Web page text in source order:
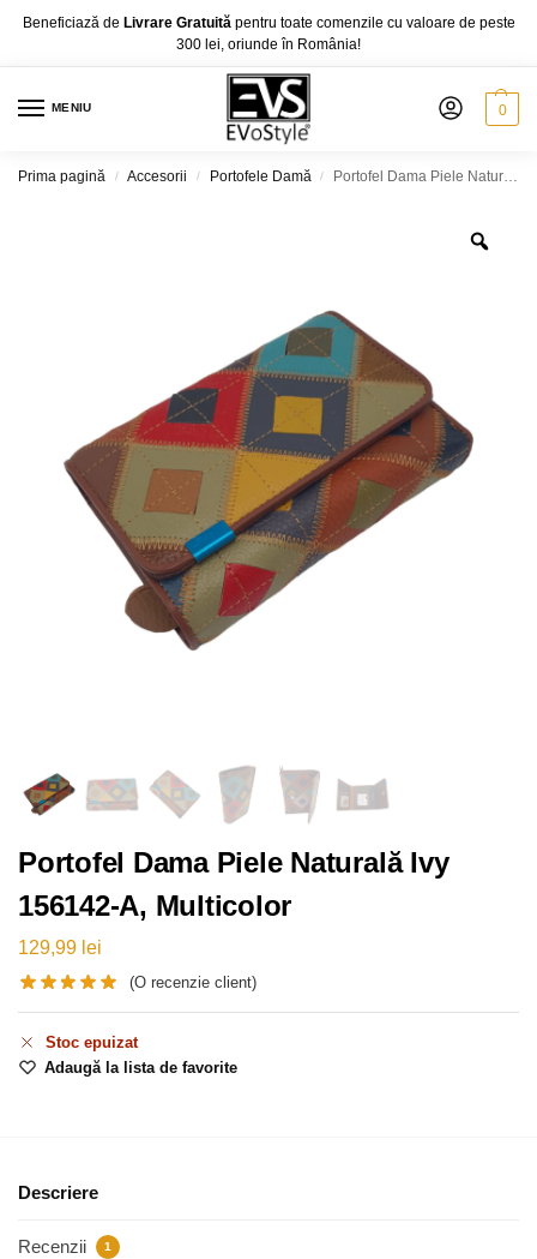
Beneficiază de Livrare Gratuită pentru toate comenzile cu valoare de peste
300 lei, oriunde în România!
MENIU 0
Prima pagină / Accesorii / Portofele Damă / Portofel Dama Piele Naturală Ivy 156142-A, Multicolor
Portofel Dama Piele Naturală Ivy
156142-A, Multicolor
129,99 lei
(O recenzie client)
Stoc epuizat
Adaugă la lista de favorite
Descriere
Recenzii 1